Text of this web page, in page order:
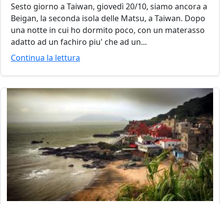
Sesto giorno a Taiwan, giovedì 20/10, siamo ancora a
Beigan, la seconda isola delle Matsu, a Taiwan. Dopo
una notte in cui ho dormito poco, con un materasso
adatto ad un fachiro piu' che ad un...
Continua la lettura